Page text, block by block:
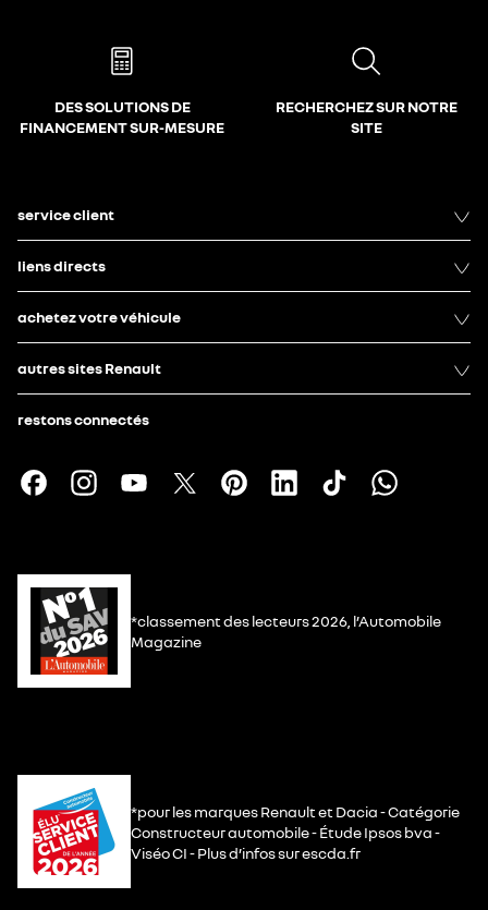
DES SOLUTIONS DE
FINANCEMENT SUR-MESURE
RECHERCHEZ SUR NOTRE
SITE
service client
liens directs
achetez votre véhicule
autres sites Renault
restons connectés
*classement des lecteurs 2026, l’Automobile
Magazine
*pour les marques Renault et Dacia - Catégorie
Constructeur automobile - Étude Ipsos bva -
Viséo CI - Plus d’infos sur escda.fr